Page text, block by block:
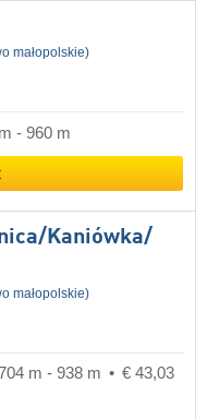
małopolskie)
- 960 m
​Kaniówka/​
małopolskie)
m - 938 m
€ 43,03